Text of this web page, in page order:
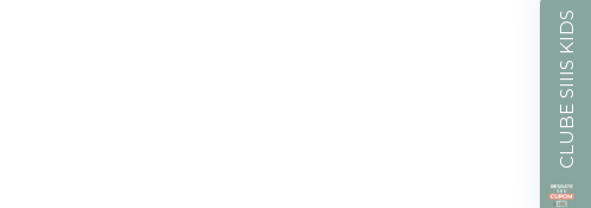
CLUBE SIIIS KIDS